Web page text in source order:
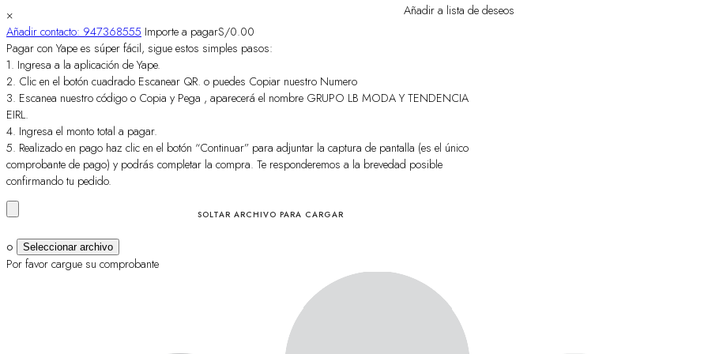
×
Añadir contacto: 947368555 Importe a pagarS/0.00
Pagar con Yape es súper fácil, sigue estos simples pasos:
1. Ingresa a la aplicación de Yape.
2. Clic en el botón cuadrado Escanear QR. o puedes Copiar nuestro Numero
3. Escanea nuestro código o Copia y Pega , aparecerá el nombre GRUPO LB MODA Y TENDENCIA
EIRL.
4. Ingresa el monto total a pagar.
5. Realizado en pago haz clic en el botón “Continuar” para adjuntar la captura de pantalla (es el único
comprobante de pago) y podrás completar la compra. Te responderemos a la brevedad posible
confirmando tu pedido.
SOLTAR ARCHIVO PARA CARGAR
O Seleccionar archivo
Por favor cargue su comprobante
Añadir a lista de deseos